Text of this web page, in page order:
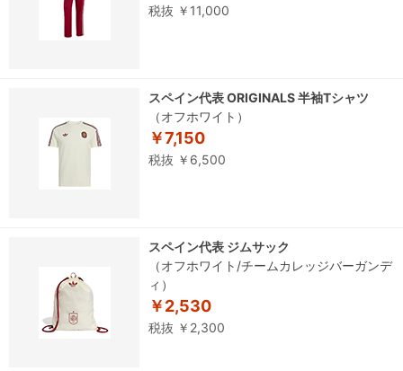
税抜 ￥11,000
スペイン代表 ORIGINALS 半袖Tシャツ
（オフホワイト）
￥7,150
税抜 ￥6,500
スペイン代表 ジムサック
（オフホワイト/チームカレッジバーガンデ
ィ）
￥2,530
税抜 ￥2,300